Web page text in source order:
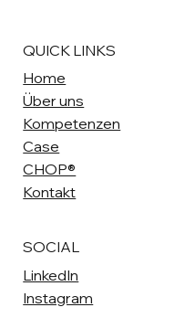
QUICK LINKS
Home
Über uns
Kompetenzen
Case
CHOP®
Kontakt
SOCIAL
LinkedIn
Instagram